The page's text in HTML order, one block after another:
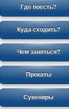
Где поесть?
Куда сходить?
Чем заняться?
Прокаты
Сувениры